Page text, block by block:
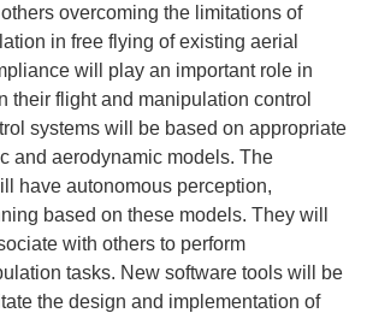
overcoming the limitations of
in free flying of existing aerial
will play an important role in
their flight and manipulation control
systems will be based on appropriate
and aerodynamic models. The
have autonomous perception,
based on these models. They will
with others to perform
tasks. New software tools will be
the design and implementation of